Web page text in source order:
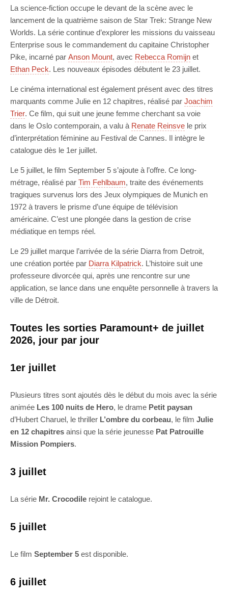
La science-fiction occupe le devant de la scène avec le
lancement de la quatrième saison de Star Trek: Strange New
Worlds. La série continue d’explorer les missions du vaisseau
Enterprise sous le commandement du capitaine Christopher
Pike, incarné par Anson Mount, avec Rebecca Romijn et
Ethan Peck. Les nouveaux épisodes débutent le 23 juillet.
Le cinéma international est également présent avec des titres
marquants comme Julie en 12 chapitres, réalisé par Joachim
Trier. Ce film, qui suit une jeune femme cherchant sa voie
dans le Oslo contemporain, a valu à Renate Reinsve le prix
d’interprétation féminine au Festival de Cannes. Il intègre le
catalogue dès le 1er juillet.
Le 5 juillet, le film September 5 s’ajoute à l’offre. Ce long-
métrage, réalisé par Tim Fehlbaum, traite des événements
tragiques survenus lors des Jeux olympiques de Munich en
1972 à travers le prisme d’une équipe de télévision
américaine. C’est une plongée dans la gestion de crise
médiatique en temps réel.
Le 29 juillet marque l’arrivée de la série Diarra from Detroit,
une création portée par Diarra Kilpatrick. L’histoire suit une
professeure divorcée qui, après une rencontre sur une
application, se lance dans une enquête personnelle à travers la
ville de Détroit.
Toutes les sorties Paramount+ de juillet
2026, jour par jour
1er juillet
Plusieurs titres sont ajoutés dès le début du mois avec la série
animée Les 100 nuits de Hero, le drame Petit paysan
d’Hubert Charuel, le thriller L’ombre du corbeau, le film Julie
en 12 chapitres ainsi que la série jeunesse Pat Patrouille
Mission Pompiers.
3 juillet
La série Mr. Crocodile rejoint le catalogue.
5 juillet
Le film September 5 est disponible.
6 juillet